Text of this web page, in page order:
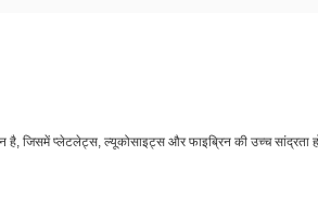
है, जिसमें प्लेटलेट्स, ल्यूकोसाइट्स और फाइब्रिन की उच्च